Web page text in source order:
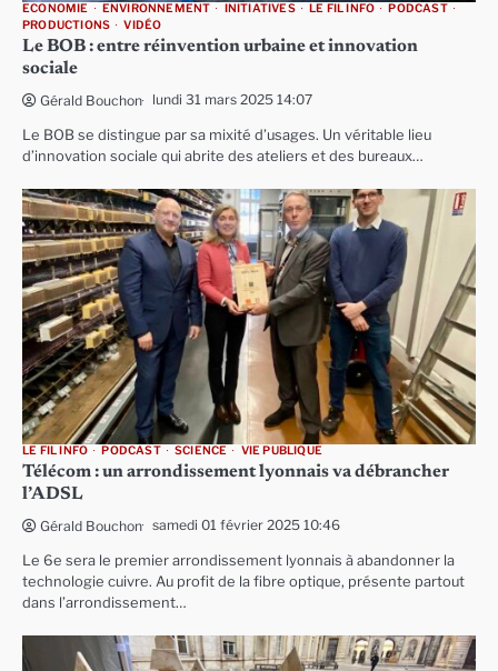
ECONOMIE ENVIRONNEMENT INITIATIVES LE FIL INFO
PODCAST
PRODUCTIONS
VIDÉO
Le BOB : entre réinvention urbaine et innovation
sociale
Gérald Bouchon lundi 31 mars 2025 14:07
Le BOB se distingue par sa mixité d’usages. Un véritable lieu
d’innovation sociale qui abrite des ateliers et des bureaux…
LE FIL INFO PODCAST SCIENCE VIE PUBLIQUE
Télécom : un arrondissement lyonnais va débrancher
l’ADSL
Gérald Bouchon samedi 01 février 2025 10:46
Le 6e sera le premier arrondissement lyonnais à abandonner la
technologie cuivre. Au profit de la fibre optique, présente partout
dans l’arrondissement…